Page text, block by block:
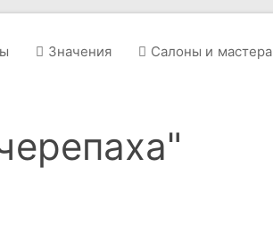
Значения Салоны и мастера